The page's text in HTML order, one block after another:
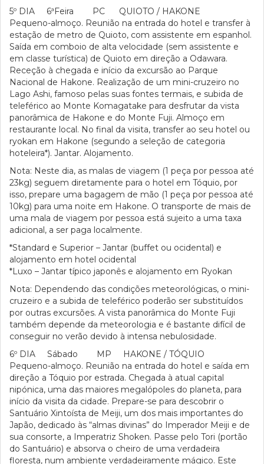
5º DIA 6ªFeira PC QUIOTO / HAKONE
Pequeno-almoço. Reunião na entrada do hotel e transfer à
estação de metro de Quioto, com assistente em espanhol.
Saída em comboio de alta velocidade (sem assistente e
em classe turística) de Quioto em direção a Odawara.
Receção à chegada e início da excursão ao Parque
Nacional de Hakone. Realização de um mini-cruzeiro no
Lago Ashi, famoso pelas suas fontes termais, e subida de
teleférico ao Monte Komagatake para desfrutar da vista
panorâmica de Hakone e do Monte Fuji. Almoço em
restaurante local. No final da visita, transfer ao seu hotel ou
ryokan em Hakone (segundo a seleção de categoria
hoteleira*). Jantar. Alojamento.
Nota: Neste dia, as malas de viagem (1 peça por pessoa até
23kg) seguem diretamente para o hotel em Tóquio, por
isso, prepare uma bagagem de mão (1 peça por pessoa até
10kg) para uma noite em Hakone. O transporte de mais de
uma mala de viagem por pessoa está sujeito a uma taxa
adicional, a ser paga localmente.
*Standard e Superior – Jantar (buffet ou ocidental) e
alojamento em hotel ocidental
*Luxo – Jantar típico japonês e alojamento em Ryokan
Nota: Dependendo das condições meteorológicas, o mini-
cruzeiro e a subida de teleférico poderão ser substituídos
por outras excursões. A vista panorâmica do Monte Fuji
também depende da meteorologia e é bastante difícil de
conseguir no verão devido à intensa nebulosidade.
6º DIA Sábado MP HAKONE / TÓQUIO
Pequeno-almoço. Reunião na entrada do hotel e saída em
direção a Tóquio por estrada. Chegada à atual capital
nipónica, uma das maiores megalópoles do planeta, para
início da visita da cidade. Prepare-se para descobrir o
Santuário Xintoísta de Meiji, um dos mais importantes do
Japão, dedicado às “almas divinas” do Imperador Meiji e de
sua consorte, a Imperatriz Shoken. Passe pelo Tori (portão
do Santuário) e absorva o cheiro de uma verdadeira
floresta, num ambiente verdadeiramente mágico. Este